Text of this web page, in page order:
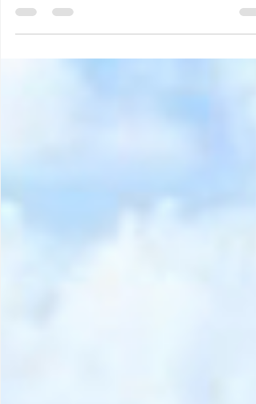
Chef de Partie Cuisine (H/F)